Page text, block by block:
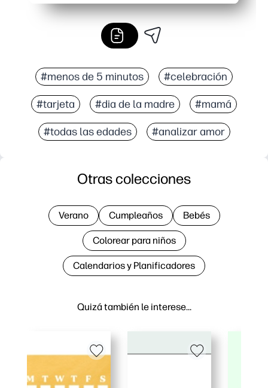
#menos de 5 minutos #celebración
#tarjeta #dia de la madre #mamá
#todas las edades #analizar amor
Quizá también le interese…
Otras colecciones
Verano Cumpleaños Bebés
Colorear para niños
Calendarios y Planificadores